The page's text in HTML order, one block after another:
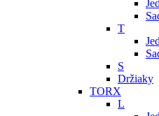
T
S
Držiaky
TORX
L